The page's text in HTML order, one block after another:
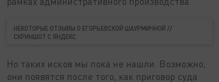
НЕКОТОРЫЕ ОТЗЫВЫ О ЕГОРЬЕВСКОЙ ШАУРМИЧНОЙ //
СКРИНШОТ С ЯНДЕКС
Но таких исков мы пока не нашли. Возможно,
они появятся после того, как приговор суда